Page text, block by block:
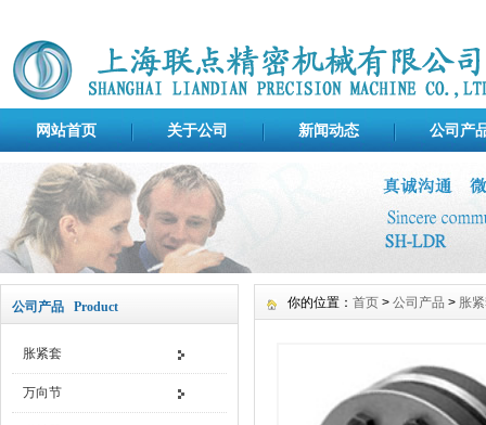
网站首页 关于公司 新闻动态 公司产
公司产品 Product
胀紧套
万向节
你的位置： 首页 > 公司产品 > 胀